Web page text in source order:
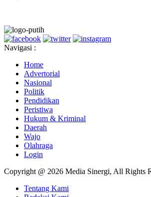
Navigasi :
Home
Advertorial
Nasional
Politik
Pendidikan
Peristiwa
Hukum & Kriminal
Daerah
Wajo
Olahraga
Login
Copyright @ 2026 Media Sinergi, All Rights
Tentang Kami